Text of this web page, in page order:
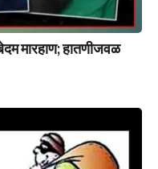
मारहाण; हातणीजवळ